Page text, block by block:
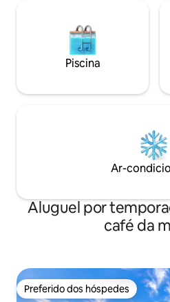
Piscina
Ar-
Aluguel por
café da
Preferido dos hóspedes
Preferido dos hóspedes